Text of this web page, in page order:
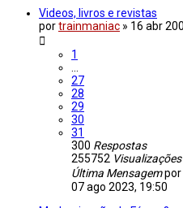
Videos, livros e revistas
portrainmaniac » 16 abr
1
27
28
29
30
31
300 Respostas
255752 Visualizações
Última Mensagempor
07 ago 2023, 19:50